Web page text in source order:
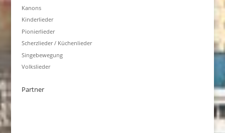
Kanons
Kinderlieder
Pionierlieder
Scherzlieder / Küchenlieder
Singebewegung
Volkslieder
Partner